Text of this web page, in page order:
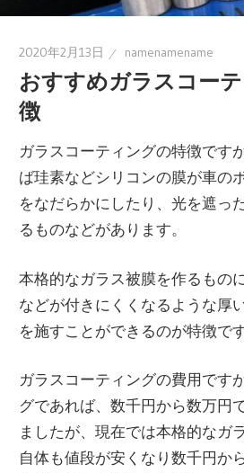
2020年2月13日 namenamename
おすすめガラスコー
徴
ガラスコーティングの特徴です
ば珪素などシリコンの膜が車の
をなだらかにしたり、光を遮っ
るものなどがあります。
本格的なガラス被膜を作るもの
などが付きにくくなるような厚
を施すことができるのが特徴です
ガラスコーティングの費用です
グであれば、数千円から数万円
ましたが、現在では本格的なガ
自体も値段が安くなり数千円か